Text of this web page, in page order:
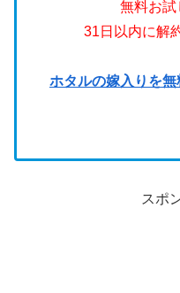
無料お試
31日以内に解
ホタルの嫁入りを
スポ